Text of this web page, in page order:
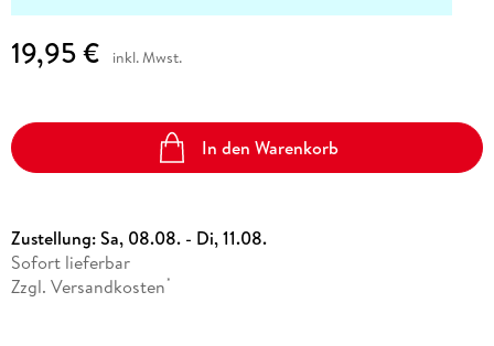
19,95 € inkl. Mwst.
In den Warenkorb
Zustellung:Sa, 08.08. - Di, 11.08.
Sofort lieferbar
Zzgl. Versandkosten *